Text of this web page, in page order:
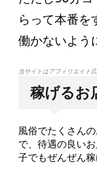
らって本番を
働かないよう
当サイトはアフィリエイト
稼げるお
風俗でたくさん
で、待遇の良い
子でもぜんぜん稼